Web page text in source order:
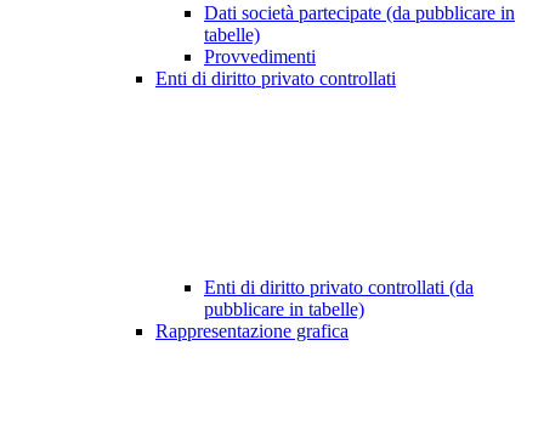
Dati società partecipate (da pubblicare in
tabelle)
Provvedimenti
Enti di diritto privato controllati
Enti di diritto privato controllati (da
pubblicare in tabelle)
Rappresentazione grafica